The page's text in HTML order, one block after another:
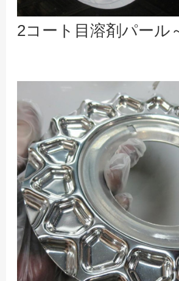
2コート目溶剤パール